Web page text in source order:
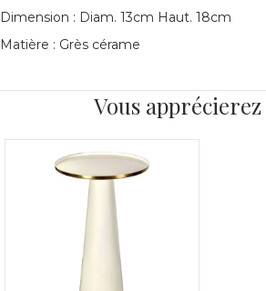
Dimension : Diam. 13cm Haut. 18cm
Matière : Grès cérame
Vous apprécierez